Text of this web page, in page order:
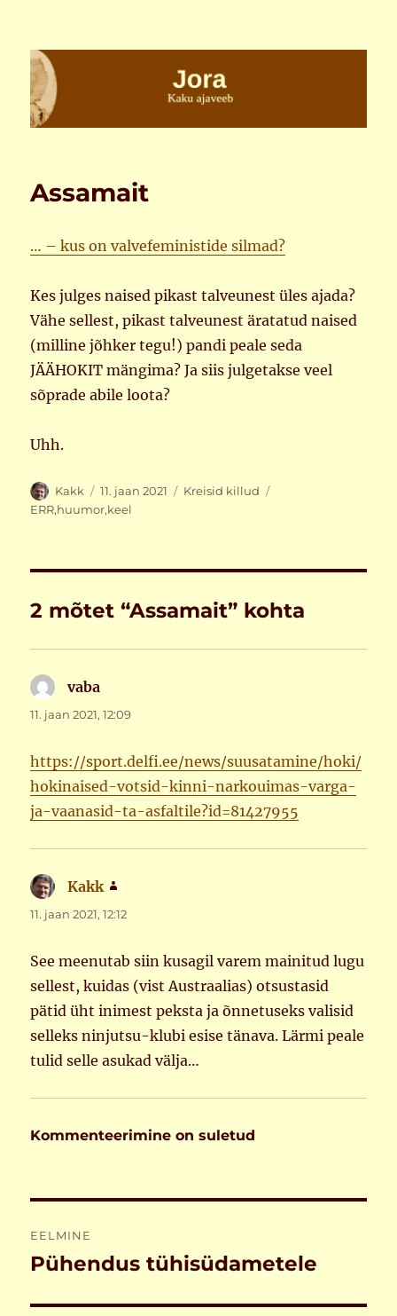
Jora
Assamait
… – kus on valvefeministide silmad?
Kes julges naised pikast talveunest üles ajada?
Vähe sellest, pikast talveunest äratatud naised
(milline jõhker tegu!) pandi peale seda
JÄÄHOKIT mängima? Ja siis julgetakse veel
sõprade abile loota?
Uhh.
Autor
Kakk Postitatud
11. jaan 2021 Rubriigid
Kreisid killud
ERR,huumor,keel
2 mõtet “Assamait” kohta
vaba
11. jaan 2021, 12:09
https://sport.delfi.ee/news/suusatamine/hoki/
hokinaised-votsid-kinni-narkouimas-varga-
ja-vaanasid-ta-asfaltile?id=81427955
Kakk
11. jaan 2021, 12:12
See meenutab siin kusagil varem mainitud lugu
sellest, kuidas (vist Austraalias) otsustasid
pätid üht inimest peksta ja õnnetuseks valisid
selleks ninjutsu-klubi esise tänava. Lärmi peale
tulid selle asukad välja…
Kommenteerimine on suletud
EELMINE
Eelmine
Pühendus tühisüdametele